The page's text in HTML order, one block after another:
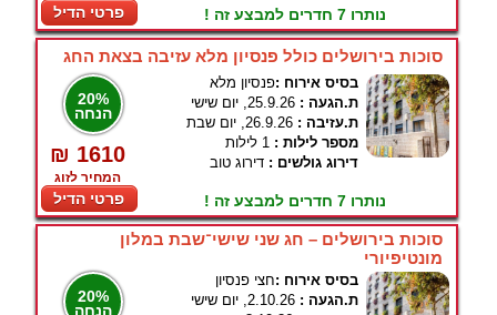
פרטי הדיל נותרו 7 חדרים למבצע זה !
סוכות בירושלים כולל פנסיון מלא עזיבה בצאת החג
20%
הנחה
₪ 1610
המחיר לזוג
פרטי הדיל
בסיס אירוח :פנסיון מלא
ת.הגעה : 25.9.26, יום שישי
ת.עזיבה : 26.9.26, יום שבת
מספר לילות : 1 לילות
דירוג גולשים : דירוג טוב
נותרו 7 חדרים למבצע זה !
סוכות בירושלים – חג שני שישי־שבת במלון
מונטיפיורי
20%
הנחה
בסיס אירוח :חצי פנסיון
ת.הגעה : 2.10.26, יום שישי